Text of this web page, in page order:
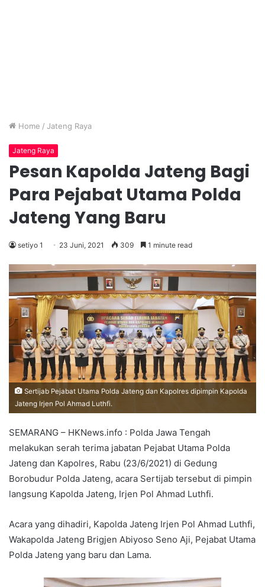
Home / Jateng Raya
Jateng Raya
Pesan Kapolda Jateng Bagi
Para Pejabat Utama Polda
Jateng Yang Baru
setiyo 1 23 Juni, 2021 309 1 minute read
Sertijab Pejabat Utama Polda Jateng dan Kapolres dipimpin Kapolda
Jateng Irjen Pol Ahmad Luthfi.
SEMARANG – HKNews.info : Polda Jawa Tengah
melakukan serah terima jabatan Pejabat Utama Polda
Jateng dan Kapolres, Rabu (23/6/2021) di Gedung
Borobudur Polda Jateng, acara Sertijab tersebut di pimpin
langsung Kapolda Jateng, Irjen Pol Ahmad Luthfi.
Acara yang dihadiri, Kapolda Jateng Irjen Pol Ahmad Luthfi,
Wakapolda Jateng Brigjen Abiyoso Seno Aji, Pejabat Utama
Polda Jateng yang baru dan Lama.